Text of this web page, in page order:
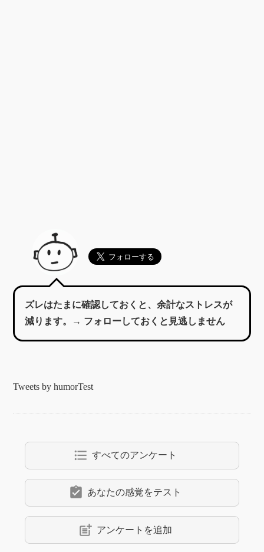
ズレはたまに確認しておくと、余計なストレスが
減ります。→ フォローしておくと見逃しません
Tweets by humorTest
format_list_bulleted すべてのアンケート
assignment_turned_in あなたの感覚をテスト
post_add アンケートを追加